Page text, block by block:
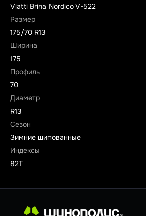
Viatti Brina Nordico V-522
Размер
175/70 R13
Ширина
175
Профиль
70
Диаметр
R13
Сезон
Зимние шипованные
Индексы
82T